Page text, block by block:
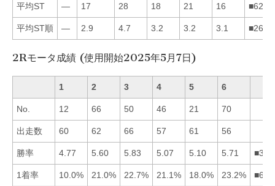
平均ST — 17 28 18 21 16
平均ST順 — 2.9 4.7 3.2 3.2 3.1
2Rモータ成績 (使用開始2025年5月7日)
1 2 3 4 5 6
No. 12 66 50 46 21 70
出走数 60 62 66 57 61 56
勝率 4.77 5.60 5.83 5.07 5.10 5.71
1着率 10.0% 21.0% 22.7% 21.1% 18.0% 23.2%